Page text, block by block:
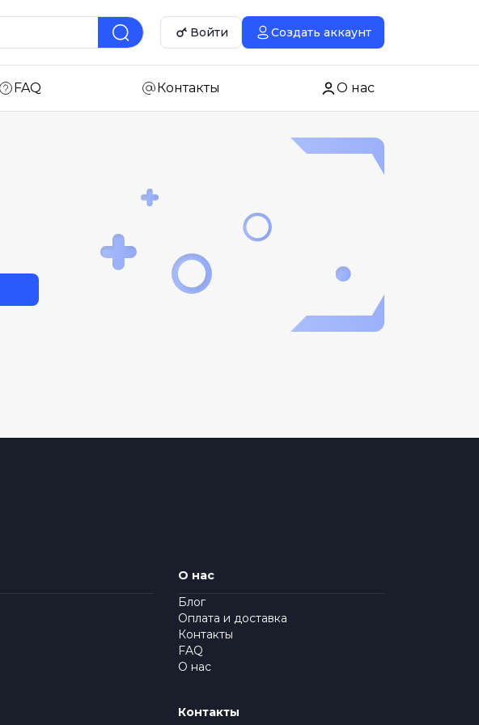
Войти Создать аккаунт
FAQ Контакты О нас
О нас
Блог
Оплата и доставка
Контакты
FAQ
О нас
Контакты